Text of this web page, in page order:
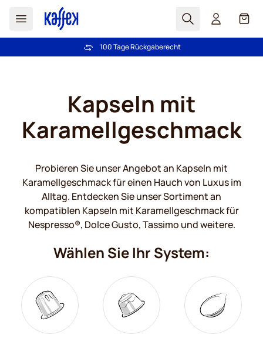
Suchen Cart
Kostenlos Lieferung über € 49
100 Tage Rückgaberecht
Kapseln mit
Karamellgeschmack
Probieren Sie unser Angebot an Kapseln mit
Karamellgeschmack für einen Hauch von Luxus im
Alltag. Entdecken Sie unser Sortiment an
kompatiblen Kapseln mit Karamellgeschmack für
Nespresso®, Dolce Gusto, Tassimo und weitere.
Wählen Sie Ihr System: